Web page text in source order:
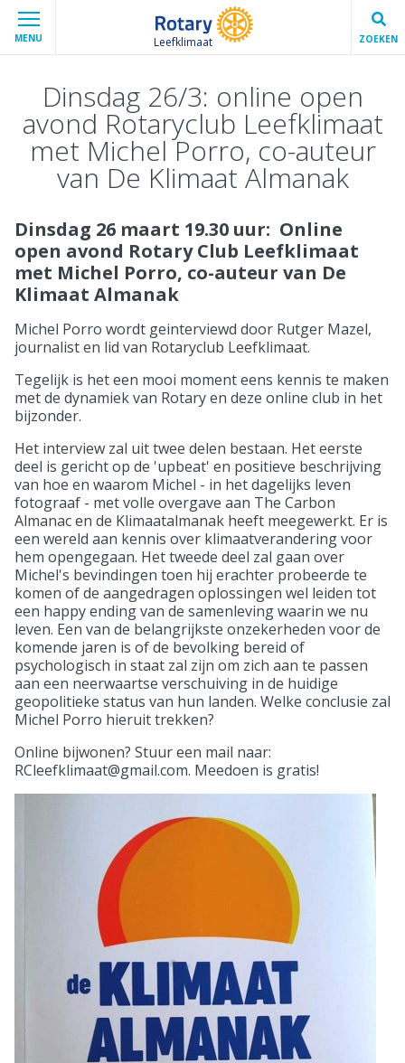
MENU Leefklimaat ZOEKEN
Dinsdag 26/3: online open
avond Rotaryclub Leefklimaat
met Michel Porro, co-auteur
van De Klimaat Almanak
Dinsdag 26 maart 19.30 uur: Online
open avond Rotary Club Leefklimaat
met Michel Porro, co-auteur van De
Klimaat Almanak
Michel Porro wordt geinterviewd door Rutger Mazel,
journalist en lid van Rotaryclub Leefklimaat.
Tegelijk is het een mooi moment eens kennis te maken
met de dynamiek van Rotary en deze online club in het
bijzonder.
Het interview zal uit twee delen bestaan. Het eerste
deel is gericht op de 'upbeat' en positieve beschrijving
van hoe en waarom Michel - in het dagelijks leven
fotograaf - met volle overgave aan The Carbon
Almanac en de Klimaatalmanak heeft meegewerkt. Er is
een wereld aan kennis over klimaatverandering voor
hem opengegaan. Het tweede deel zal gaan over
Michel's bevindingen toen hij erachter probeerde te
komen of de aangedragen oplossingen wel leiden tot
een happy ending van de samenleving waarin we nu
leven. Een van de belangrijkste onzekerheden voor de
komende jaren is of de bevolking bereid of
psychologisch in staat zal zijn om zich aan te passen
aan een neerwaartse verschuiving in de huidige
geopolitieke status van hun landen. Welke conclusie zal
Michel Porro hieruit trekken?
Online bijwonen? Stuur een mail naar:
RCleefklimaat@gmail.com. Meedoen is gratis!